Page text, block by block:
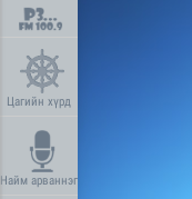
Цагийн хүрд
Найм арваннэг